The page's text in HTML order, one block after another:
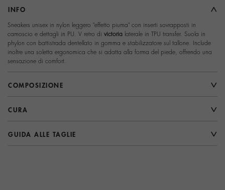
INFO
Sneakers unisex in nylon leggero "effetto piuma" con inserti sovrapposti in
camoscio e dettagli in PU. V retro di victoria laterale in TPU transfer. Suola in
phylon con battistrada dentellato in gomma e stabilizzatore sul tallone. Include
inoltre una soletta ergonomica che si adatta alla forma del piede, offrendo una
sensazione di comfort.
COMPOSIZIONE
CURA
GUIDA ALLE TAGLIE